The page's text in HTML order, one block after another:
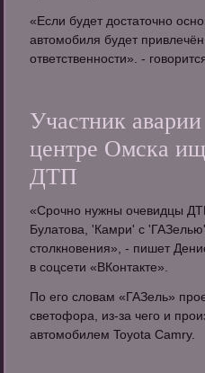
«Если будет достаточно
автомобиля будет
ответственности». -
Участник
центре Омска
ДТП
«Срочно нужны очевидцы
Булатова, 'Камри' с
столкновения», - пишет
в соцсети «ВКонтакте».
По его словам «ГАЗель»
светофора, из-за чего и
автомобилем Toyota Camry.